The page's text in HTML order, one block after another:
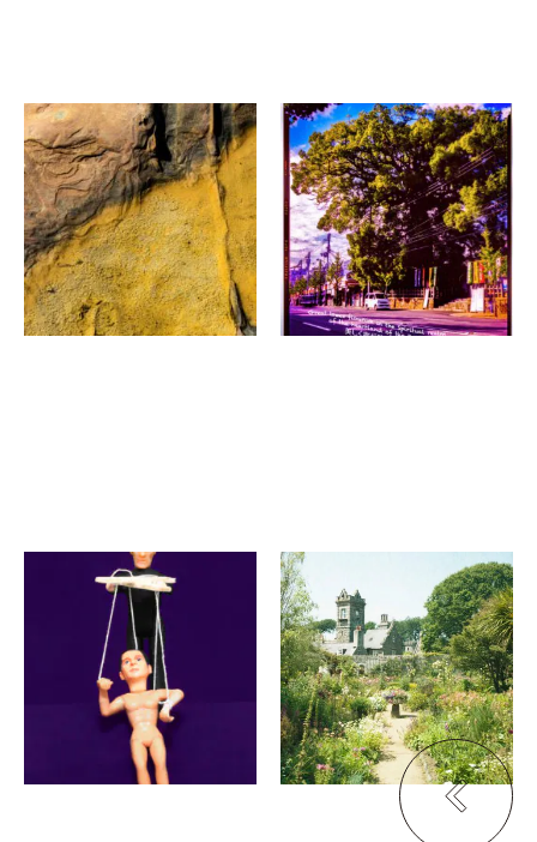
フタガワミチエ
あとのあとは 後の後であり
後の跡でもあり 後の痕でも
ある
GOOD NATURE
STATION 4F GALLERY
マイカ・ガンペル
美しく樹が繁る日本で
京都府立府民ホール ア
ルティ
伊賀美和子
Narrative & Non-
Narrative
HRDファインアート
安西可奈、小寺太郎
芽が息吹く
kumagusuku SAS